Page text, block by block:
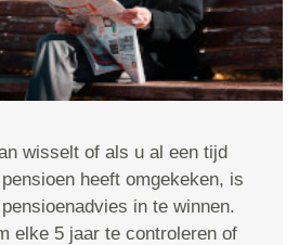
wisselt of als u al een tijd
heeft omgekeken, is
in te winnen.
elke 5 jaar te controleren of